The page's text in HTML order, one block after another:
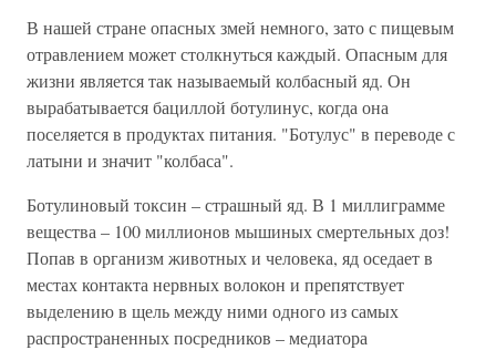
В нашей стране опасных змей немного, зато с пищевым
отравлением может столкнуться каждый. Опасным для
жизни является так называемый колбасный яд. Он
вырабатывается бациллой ботулинус, когда она
поселяется в продуктах питания. "Ботулус" в переводе с
латыни и значит "колбаса".
Ботулиновый токсин – страшный яд. В 1 миллиграмме
вещества – 100 миллионов мышиных смертельных доз!
Попав в организм животных и человека, яд оседает в
местах контакта нервных волокон и препятствует
выделению в щель между ними одного из самых
распространенных посредников – медиатора